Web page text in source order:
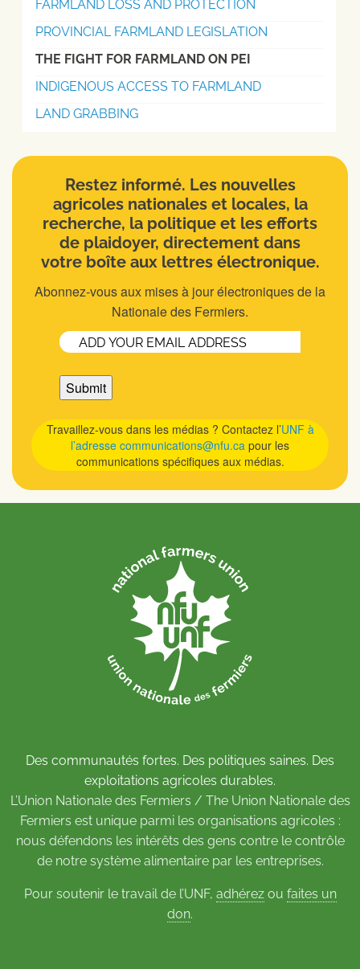
FARMLAND LOSS AND PROTECTION
PROVINCIAL FARMLAND LEGISLATION
THE FIGHT FOR FARMLAND ON PEI
INDIGENOUS ACCESS TO FARMLAND
LAND GRABBING
Restez informé. Les nouvelles
agricoles nationales et locales, la
recherche, la politique et les efforts
de plaidoyer, directement dans
votre boîte aux lettres électronique.
Abonnez-vous aux mises à jour électroniques de la
Nationale des Fermiers.
Email(Nécessaire)
Travaillez-vous dans les médias ? Contactez l’UNF à
l’adresse communications@nfu.ca pour les
communications spécifiques aux médias.
Des communautés fortes. Des politiques saines. Des
exploitations agricoles durables.
L’Union Nationale des Fermiers / The Union Nationale des
Fermiers est unique parmi les organisations agricoles :
nous défendons les intérêts des gens contre le contrôle
de notre système alimentaire par les entreprises.
Pour soutenir le travail de l’UNF, adhérezou faites un
don.